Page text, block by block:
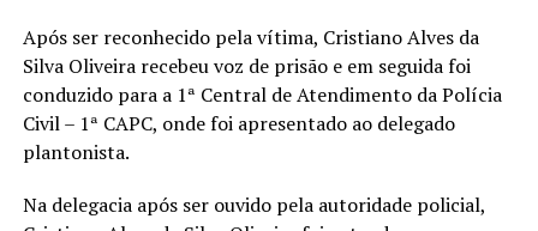
Após ser reconhecido pela vítima, Cristiano Alves da
Silva Oliveira recebeu voz de prisão e em seguida foi
conduzido para a 1ª Central de Atendimento da Polícia
Civil – 1ª CAPC, onde foi apresentado ao delegado
plantonista.
Na delegacia após ser ouvido pela autoridade policial,